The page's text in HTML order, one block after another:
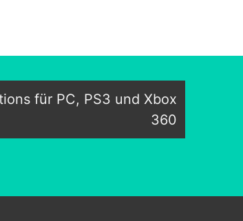
für PC, PS3 und Xbox
360